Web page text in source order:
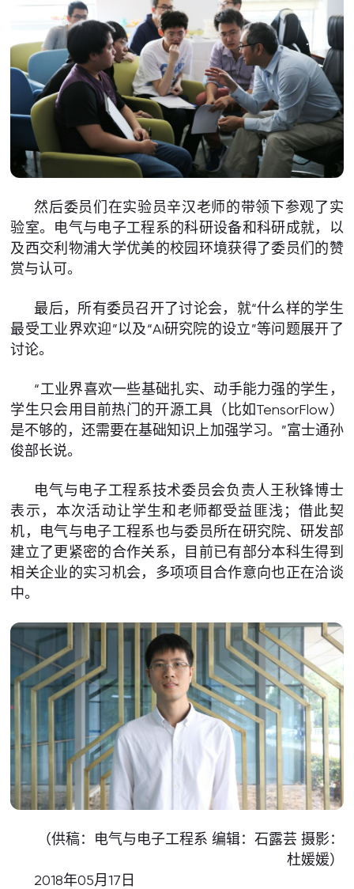
然后委员们在实验员辛汉老师的带领下参观了实
验室。电气与电子工程系的科研设备和科研成就，以
及西交利物浦大学优美的校园环境获得了委员们的赞
赏与认可。
最后，所有委员召开了讨论会，就“什么样的学生
最受工业界欢迎”以及“AI研究院的设立”等问题展开了
讨论。
“工业界喜欢一些基础扎实、动手能力强的学生，
学生只会用目前热门的开源工具（比如TensorFlow）
是不够的，还需要在基础知识上加强学习。”富士通孙
俊部长说。
电气与电子工程系技术委员会负责人王秋锋博士
表示，本次活动让学生和老师都受益匪浅；借此契
机，电气与电子工程系也与委员所在研究院、研发部
建立了更紧密的合作关系，目前已有部分本科生得到
相关企业的实习机会，多项项目合作意向也正在洽谈
中。
（供稿：电气与电子工程系 编辑：石露芸 摄影：
杜媛媛）
2018年05月17日